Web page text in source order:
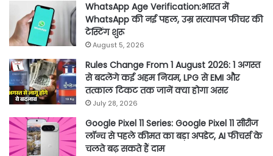
WhatsApp Age Verification:भारत में
WhatsApp की नई पहल, उम्र सत्यापन फीचर की
टेस्टिंग शुरू
August 5, 2026
Rules Change From 1 August 2026: 1 अगस्त
से बदलेंगे कई अहम नियम, LPG से EMI और
तत्काल टिकट तक जानें क्या होगा असर
July 28, 2026
Google Pixel 11 Series: Google Pixel 11 सीरीज
लॉन्च से पहले कीमत का बड़ा अपडेट, AI फीचर्स के
चलते बढ़ सकते हैं दाम